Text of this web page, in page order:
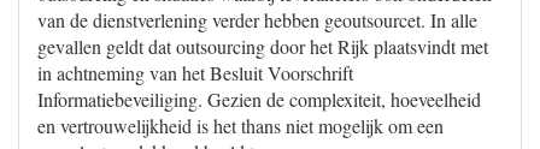
van de dienstverlening verder hebben geoutsourcet. In alle
gevallen geldt dat outsourcing door het Rijk plaatsvindt met
in achtneming van het Besluit Voorschrift
Informatiebeveiliging. Gezien de complexiteit, hoeveelheid
en vertrouwelijkheid is het thans niet mogelijk om een